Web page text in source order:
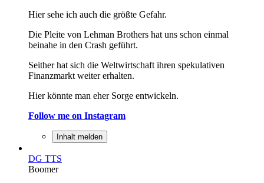
Hier sehe ich auch die größte Gefahr.
Die Pleite von Lehman Brothers hat uns schon einmal
beinahe in den Crash geführt.
Seither hat sich die Weltwirtschaft ihren spekulativen
Finanzmarkt weiter erhalten.
Hier könnte man eher Sorge entwickeln.
Follow me on Instagram
Inhalt melden
DG TTS
Boomer